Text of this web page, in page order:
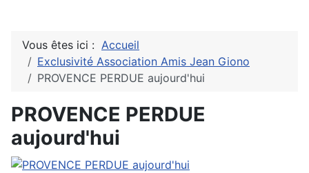
Vous êtes ici : Accueil
Exclusivité Association Amis Jean Giono
PROVENCE PERDUE aujourd'hui
PROVENCE PERDUE
aujourd'hui